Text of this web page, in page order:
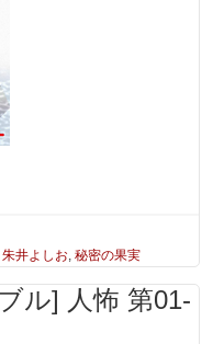
朱井よしお,秘密の果実
ル] 人怖 第01-